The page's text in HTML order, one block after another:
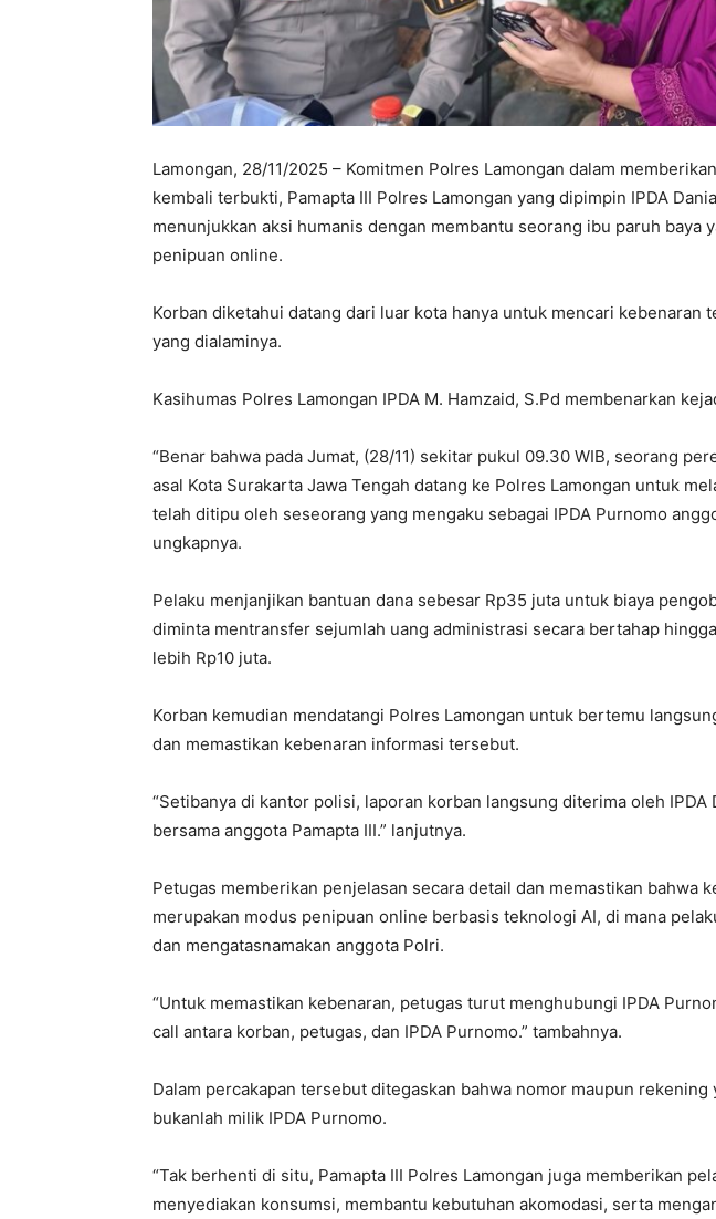
Lamongan, 28/11/2025 – Komitmen Polres Lamongan dalam
kembali terbukti, Pamapta III Polres Lamongan yang dipimpin IPDA
menunjukkan aksi humanis dengan membantu seorang ibu paruh baya
penipuan online.
Korban diketahui datang dari luar kota hanya untuk mencari kebenaran
yang dialaminya.
Kasihumas Polres Lamongan IPDA M. Hamzaid, S.Pd membenarkan
“Benar bahwa pada Jumat, (28/11) sekitar pukul 09.30 WIB, seorang
asal Kota Surakarta Jawa Tengah datang ke Polres Lamongan untuk
telah ditipu oleh seseorang yang mengaku sebagai IPDA Purnomo
ungkapnya.
Pelaku menjanjikan bantuan dana sebesar Rp35 juta untuk biaya
diminta mentransfer sejumlah uang administrasi secara bertahap
lebih Rp10 juta.
Korban kemudian mendatangi Polres Lamongan untuk bertemu
dan memastikan kebenaran informasi tersebut.
“Setibanya di kantor polisi, laporan korban langsung diterima oleh IPDA
bersama anggota Pamapta III.” lanjutnya.
Petugas memberikan penjelasan secara detail dan memastikan bahwa
merupakan modus penipuan online berbasis teknologi AI, di mana
dan mengatasnamakan anggota Polri.
“Untuk memastikan kebenaran, petugas turut menghubungi IPDA
call antara korban, petugas, dan IPDA Purnomo.” tambahnya.
Dalam percakapan tersebut ditegaskan bahwa nomor maupun rekening
bukanlah milik IPDA Purnomo.
“Tak berhenti di situ, Pamapta III Polres Lamongan juga memberikan
menyediakan konsumsi, membantu kebutuhan akomodasi, serta